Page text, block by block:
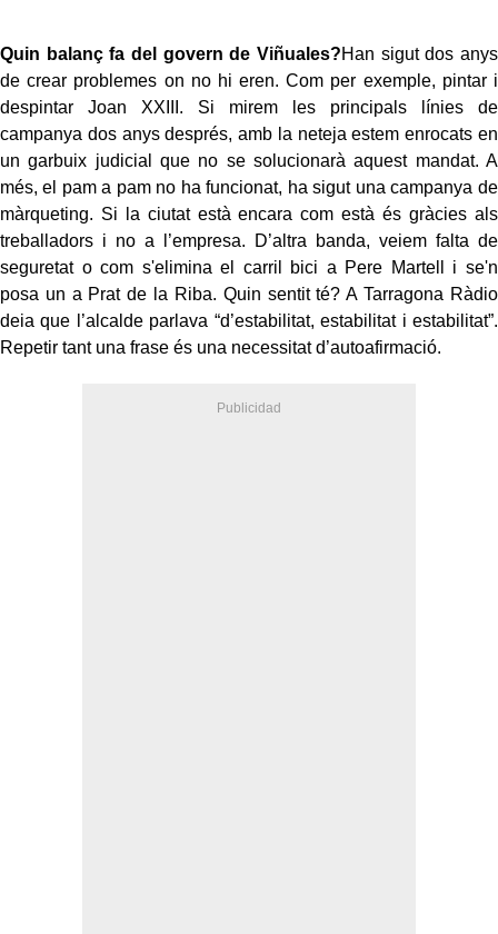
Quin balanç fa del govern de Viñuales?Han sigut dos anys
de crear problemes on no hi eren. Com per exemple, pintar i
despintar Joan XXIII. Si mirem les principals línies de
campanya dos anys després, amb la neteja estem enrocats en
un garbuix judicial que no se solucionarà aquest mandat. A
més, el pam a pam no ha funcionat, ha sigut una campanya de
màrqueting. Si la ciutat està encara com està és gràcies als
treballadors i no a l’empresa. D’altra banda, veiem falta de
seguretat o com s'elimina el carril bici a Pere Martell i se'n
posa un a Prat de la Riba. Quin sentit té? A Tarragona Ràdio
deia que l’alcalde parlava “d’estabilitat, estabilitat i estabilitat”.
Repetir tant una frase és una necessitat d’autoafirmació.